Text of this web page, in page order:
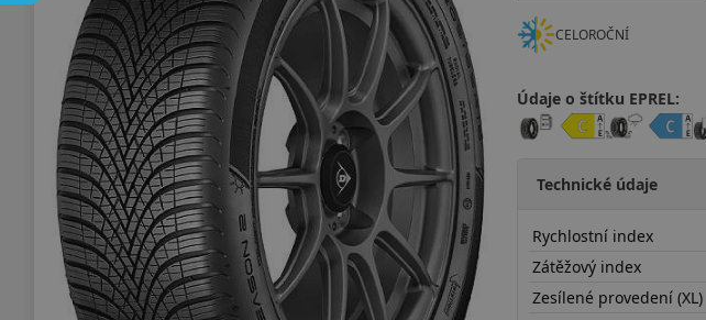
CELOROČNÍ
Údaje o štítku EPREL:
Technické údaje
Rychlostní index
Zátěžový index
Zesílené provedení (XL)